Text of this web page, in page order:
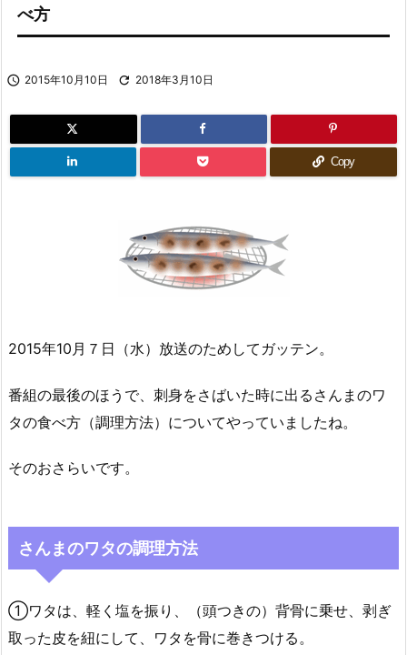
べ方
 2015年10月10日  2018年3月10日
Copy
2015年10月７日（水）放送のためしてガッテン。
番組の最後のほうで、刺身をさばいた時に出るさんまのワ
タの食べ方（調理方法）についてやっていましたね。
そのおさらいです。
さんまのワタの調理方法
①ワタは、軽く塩を振り、（頭つきの）背骨に乗せ、剥ぎ
取った皮を紐にして、ワタを骨に巻きつける。